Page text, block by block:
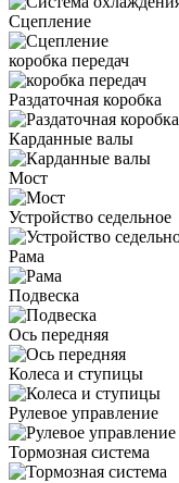
Сцепление
коробка передач
Раздаточная коробка
Карданные валы
Мост
Устройство седельное
Рама
Подвеска
Ось передняя
Колеса и ступицы
Рулевое управление
Тормозная система